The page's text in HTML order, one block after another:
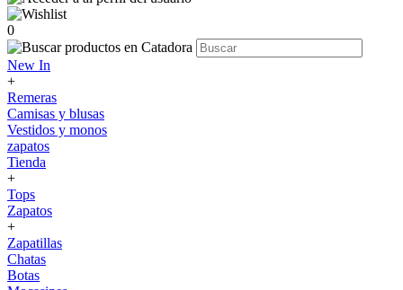
0
New In
+
Remeras
Camisas y blusas
Vestidos y monos
zapatos
Tienda
+
Tops
Zapatos
+
Zapatillas
Chatas
Botas